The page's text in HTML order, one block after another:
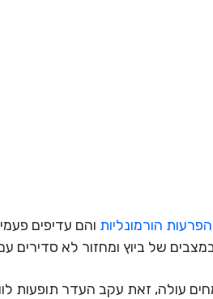
הפרעות הורמונליות והם עדיפים
של ביוץ ומחזור לא סדירים
עולה, זאת עקב העדר תופעות